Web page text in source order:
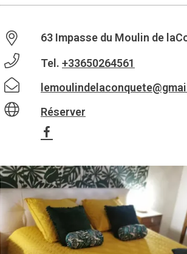
63 Impasse du Moulin de
Tel. +33650264561
Réserver